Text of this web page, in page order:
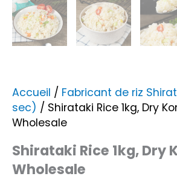
Accueil / Fabricant de riz
sec) / Shirataki Rice 1kg, Dry
Wholesale
Shirataki Rice 1kg, Dry
Wholesale